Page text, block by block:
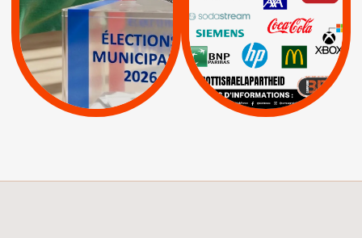
APPELS | Actus |
Espaces Sans
Apartheid
| Lettres d'interpellation
Keter |
Livres et brochures |
Mehadrin | PUMA
Sodastream |
Visuels, tracts,
affiches,...